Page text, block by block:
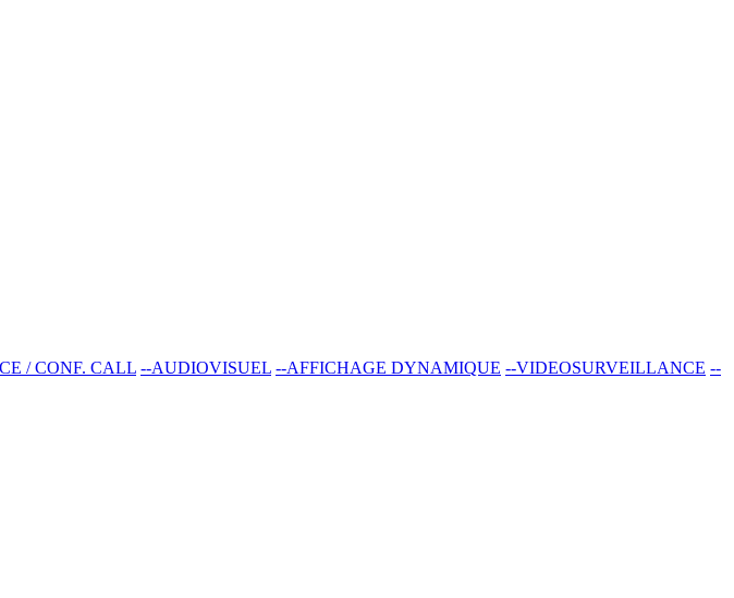
/ CONF. CALL --AUDIOVISUEL --AFFICHAGE DYNAMIQUE --VIDEOSURVEILLANCE --